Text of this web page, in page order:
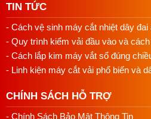
- Giảm thao tác, giúp người sử
- Hiệu quả cao trong sản xuất,
doanh nghiệp
- Tính thẩm mỹ cao
7
TIN TỨC
- Cách vệ sinh máy cắt nhiệt dây đai
- Quy trình kiểm vải đầu vào và
- Cách lắp kim máy vắt sổ đúng
- Linh kiện máy cắt vải phổ biến và
CHÍNH SÁCH HỖ TRỢ
- Chính Sách Bảo Mật Thông Tin